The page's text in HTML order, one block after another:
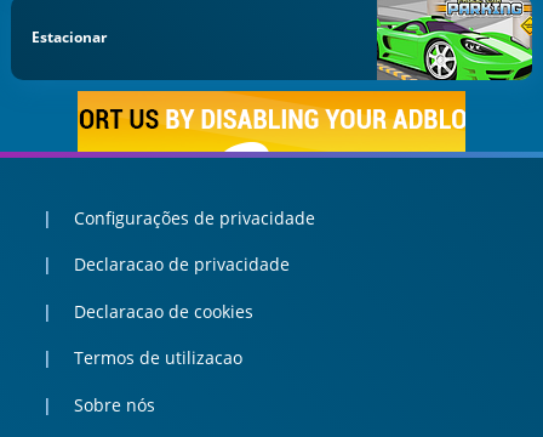
Estacionar
Configurações de privacidade
Declaracao de privacidade
Declaracao de cookies
Termos de utilizacao
Sobre nós